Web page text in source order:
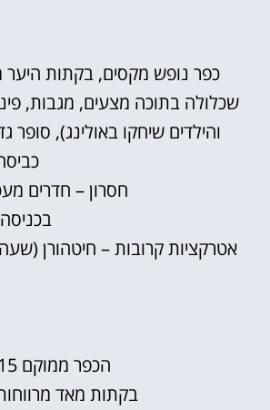
כפר נופש מקסים, בקתות היער
שכלולה בתוכה מצעים, מגבות,
והילדים שיחקו באולינג),
חסרון – חדרים
הכפר ממוקם 15 דקות משדה התעופה סכיספול ו – 15 דקות מאמסטרדם.
בקתות מאד